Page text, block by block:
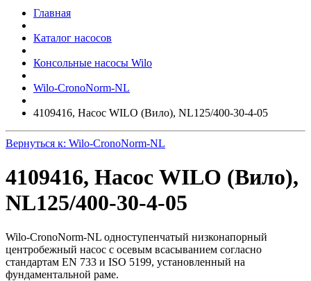
Главная
Каталог насосов
Консольные насосы Wilo
Wilo-CronoNorm-NL
4109416, Насос WILO (Вило), NL125/400-30-4-05
Вернуться к: Wilo-CronoNorm-NL
4109416, Насос WILO (Вило),
NL125/400-30-4-05
Wilo-CronoNorm-NL одноступенчатый низконапорный
центробежный насос с осевым всасыванием согласно
стандартам EN 733 и ISO 5199, установленный на
фундаментальной раме.